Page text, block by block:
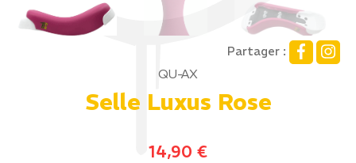
Partager :
QU-AX
Selle Luxus Rose
14,90 €